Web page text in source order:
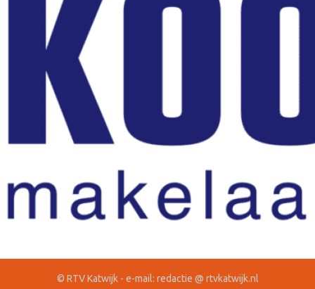
© RTV Katwijk - e-mail: redactie @ rtvkatwijk.nl